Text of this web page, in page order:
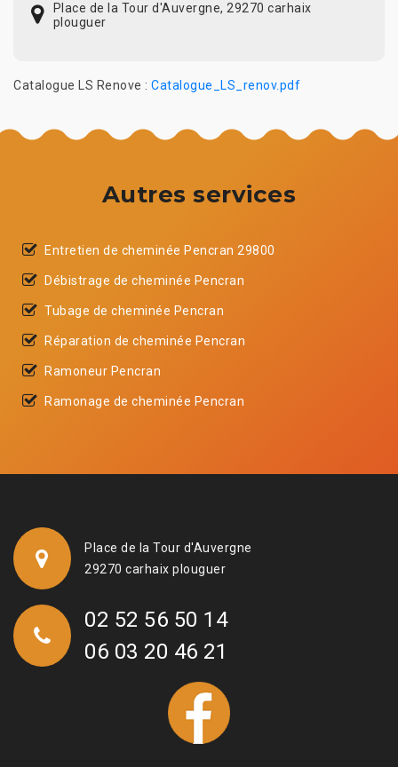
Place de la Tour d'Auvergne, 29270 carhaix
plouguer
Catalogue LS Renove : Catalogue_LS_renov.pdf
Autres services
Entretien de cheminée Pencran 29800
Débistrage de cheminée Pencran
Tubage de cheminée Pencran
Réparation de cheminée Pencran
Ramoneur Pencran
Ramonage de cheminée Pencran
Place de la Tour d'Auvergne
29270 carhaix plouguer
02 52 56 50 14
06 03 20 46 21